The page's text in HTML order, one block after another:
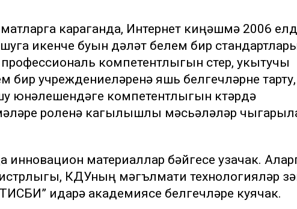
караганда, Интернет киңәшмә 2006
икенче буын дәүләт белем бирү
компетентлыгын үстерү, укытучы
бирү учреждениеләренә яшь белгечләрне тарту,
юнәлешендәге компетентлыгын күтәрүдә
роленә кагылышлы мәсьәләләр
материаллар бәйгесе узачак.
КДУның мәгълүмати технологияләр
идарә академиясе белгечләре куячак.